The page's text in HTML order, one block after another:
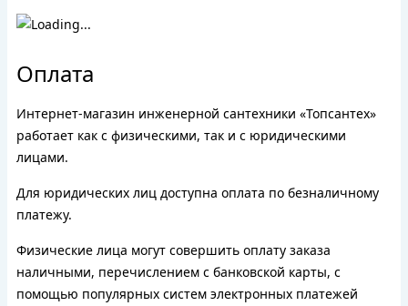
Оплата
Интернет-магазин инженерной сантехники «Топсантех»
работает как с физическими, так и с юридическими
лицами.
Для юридических лиц доступна оплата по безналичному
платежу.
Физические лица могут совершить оплату заказа
наличными, перечислением с банковской карты, с
помощью популярных систем электронных платежей